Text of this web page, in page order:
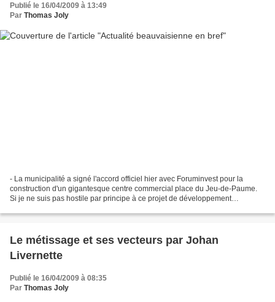
Publié le 16/04/2009 à 13:49
Par Thomas Joly
- La municipalité a signé l'accord officiel hier avec Foruminvest pour la
construction d'un gigantesque centre commercial place du Jeu-de-Paume.
Si je ne suis pas hostile par principe à ce projet de développement
Le métissage et ses vecteurs par Johan
Livernette
Publié le 16/04/2009 à 08:35
Par Thomas Joly